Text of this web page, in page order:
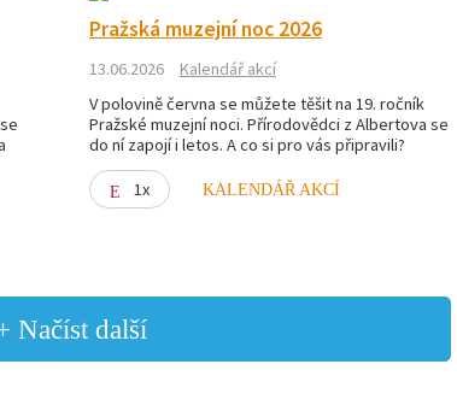
Pražská muzejní noc 2026
13.06.2026
Kalendář akcí
V polovině června se můžete těšit na 19. ročník
Pražské muzejní noci. Přírodovědci z Albertova se
do ní zapojí i letos. A co si pro vás připravili?
1x KALENDÁŘ AKCÍ
Načíst další